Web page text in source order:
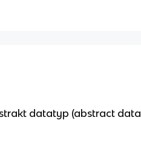
datatyp (abstract data